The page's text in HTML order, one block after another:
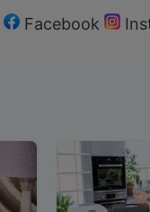
Facebook